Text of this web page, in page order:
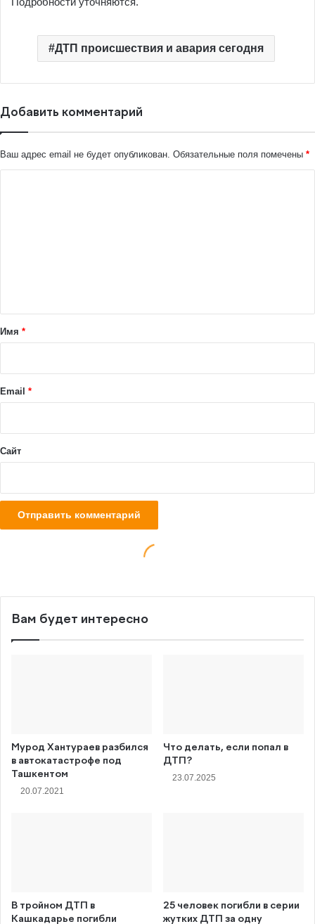
Вам будет интересно
Мурод Хантураев разбился
в автокатастрофе под
Ташкентом
20.07.2021
Что делать, если попал в
ДТП?
23.07.2025
В тройном ДТП в
Кашкадарье погибли
25 человек погибли в серии
жутких ДТП за одну